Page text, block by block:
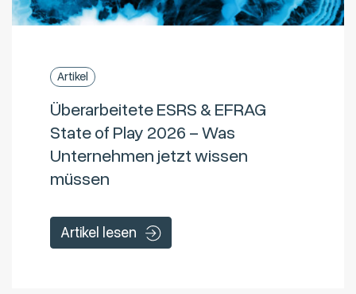
Artikel
Überarbeitete ESRS & EFRAG
State of Play 2026 – Was
Unternehmen jetzt wissen
müssen
Artikel lesen